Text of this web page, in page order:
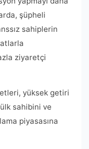
şüpheli
sahiplerin
ziyaretçi
yüksek getiri
sahibini ve
piyasasına